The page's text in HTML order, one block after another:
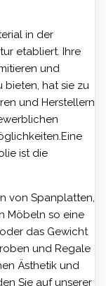
in der
etabliert. Ihre
und
bieten, hat sie zu
und Herstellern
ist die
von Spanplatten,
Möbeln so eine
das Gewicht
und Regale
Ästhetik und
Sie auf unserer